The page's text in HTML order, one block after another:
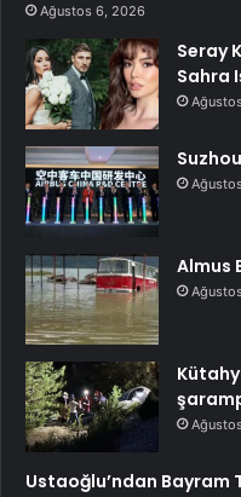
Ağustos 6, 2026
Seray
Sahra
Almus
Ustaoğlu’ndan Bayram